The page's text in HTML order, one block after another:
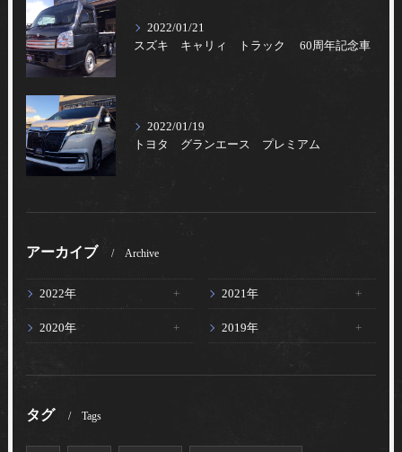
2022/01/21
スズキ キャリィ トラック 60周年記念車
2022/01/19
トヨタ グランエース プレミアム
アーカイブ Archive
2022年 2021年
2020年 2019年
タグ Tags